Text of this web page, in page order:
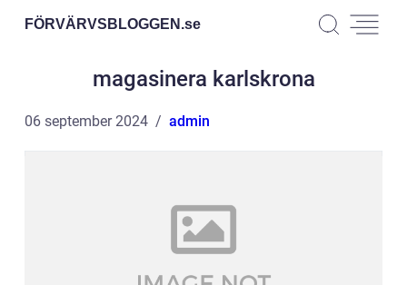
FÖRVÄRVSBLOGGEN.se
magasinera karlskrona
06 september 2024 admin